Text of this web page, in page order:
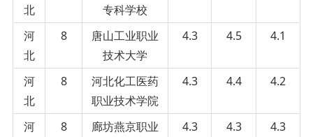
北
专科学校
河
北
8
唐山工业职业
技术大学
4.3 4.5 4.1
河
北
8
河北化工医药
职业技术学院
4.3 4.4 4.2
河
8
廊坊燕京职业
4.3 4.3 4.3